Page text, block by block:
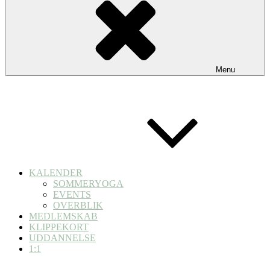
Menu
KALENDER
SOMMERYOGA
EVENTS
OVERBLIK
MEDLEMSKAB
KLIPPEKORT
UDDANNELSE
1:1